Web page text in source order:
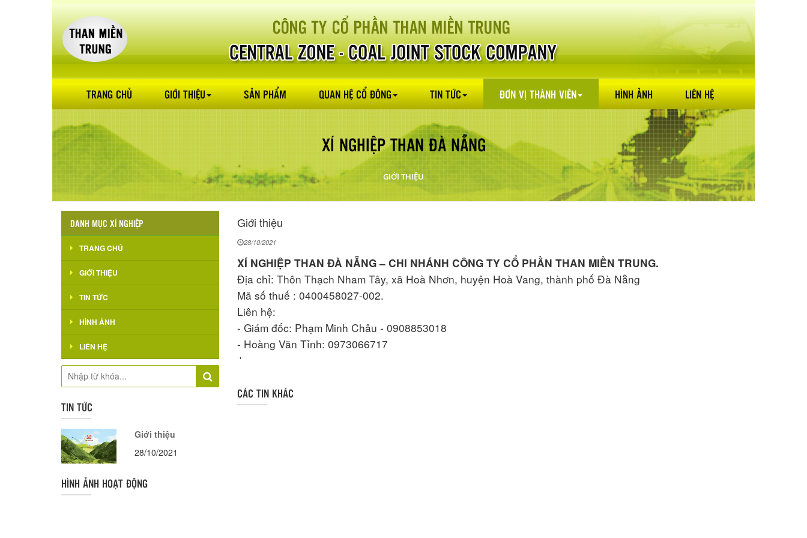
TRANG CHỦ GIỚI THIỆU SẢN PHẨM QUAN HỆ CỔ ĐÔNG TIN TỨC ĐƠN VỊ THÀNH VIÊN HÌNH ẢNH LIÊN HỆ
XÍ NGHIỆP THAN ĐÀ NẴNG
GIỚI THIỆU
DANH MỤC XÍ NGHIỆP
TRANG CHỦ
GIỚI THIỆU
TIN TỨC
HÌNH ẢNH
LIÊN HỆ
TIN TỨC
Giới thiệu
28/10/2021
HÌNH ẢNH HOẠT ĐỘNG
Giới thiệu
28/10/2021
XÍ NGHIỆP THAN ĐÀ NẴNG– CHI NHÁNH CÔNG TY CỔ PHẦN THAN MIỀN TRUNG.
Địa chỉ: Thôn Thạch Nham Tây, xã Hoà Nhơn, huyện Hoà Vang, thành phố Đà Nẵng
Mã số thuế : 0400458027-002.
Liên hệ:
- Giám đốc: Phạm Minh Châu - 0908853018
- Hoàng Văn Tỉnh: 0973066717
'
CÁC TIN KHÁC